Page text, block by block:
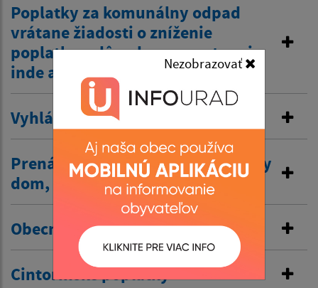
Nezobrazovať
Poplatky za komunálny odpad
vrátane žiadosti o zníženie
poplatku z dôvodov zamestnania
inde a tiež zťp atď.
Vyhlásenie v miestnom rozhlase
Prenájom nehnuteľností /kultúrny
dom, …/
Obecné nájomné byty
Cintorínske poplatky